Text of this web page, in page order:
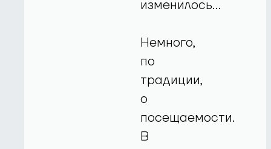
изменилось…
Немного,
по
традиции,
о
посещаемости.
В